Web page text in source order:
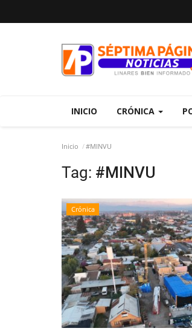
INICIO CRÓNICA
Inicio #MINVU
Tag: #MINVU
Crónica